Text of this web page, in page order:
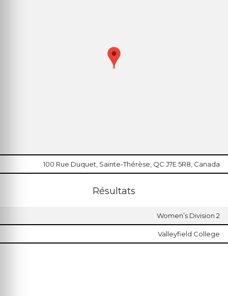
100 Rue Duquet, Sainte-Thérèse, QC J7E 5R8, Canada
Résultats
Women’s Division 2
Valleyfield College